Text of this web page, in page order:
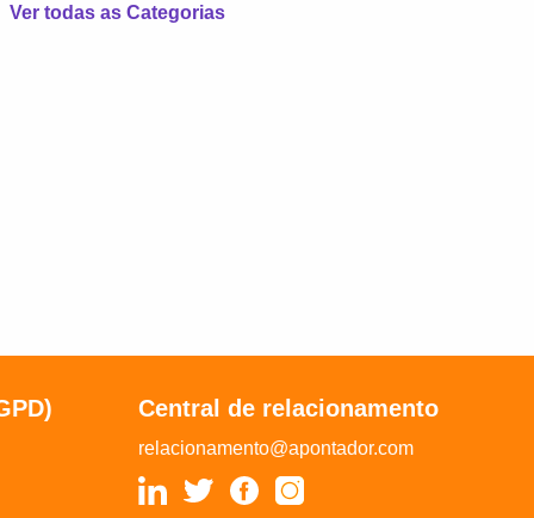
Ver todas as Categorias
Central de relacionamento
relacionamento@apontador.com